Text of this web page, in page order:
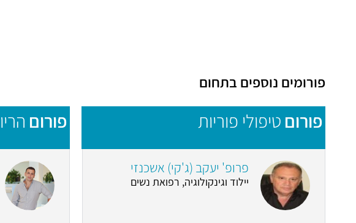
פורומים נוספים בתחום
פורום טיפולי פוריות
פרופ' יעקב (ג'קי) אשכנזי
יילוד וגינקולוגיה, רפואת נשים
פורום